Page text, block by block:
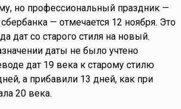
но профессиональный праздник —
— отмечается 12 ноября. Это
дат со старого стиля на новый.
даты не было учтено
дат 19 века к старому стилю
а прибавили 13 дней, как при
20 века.